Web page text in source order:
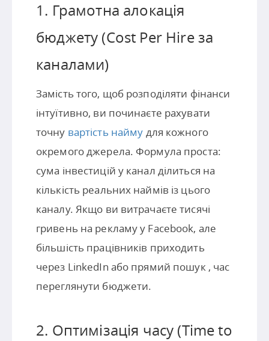
1. Грамотна алокація
бюджету (Cost Per Hire за
каналами)
Замість того, щоб розподіляти фінанси
інтуїтивно, ви починаєте рахувати
точну вартість найму для кожного
окремого джерела. Формула проста:
сума інвестицій у канал ділиться на
кількість реальних наймів із цього
каналу. Якщо ви витрачаєте тисячі
гривень на рекламу у Facebook, але
більшість працівників приходить
через LinkedIn або прямий пошук , час
переглянути бюджети.
2. Оптимізація часу (Time to